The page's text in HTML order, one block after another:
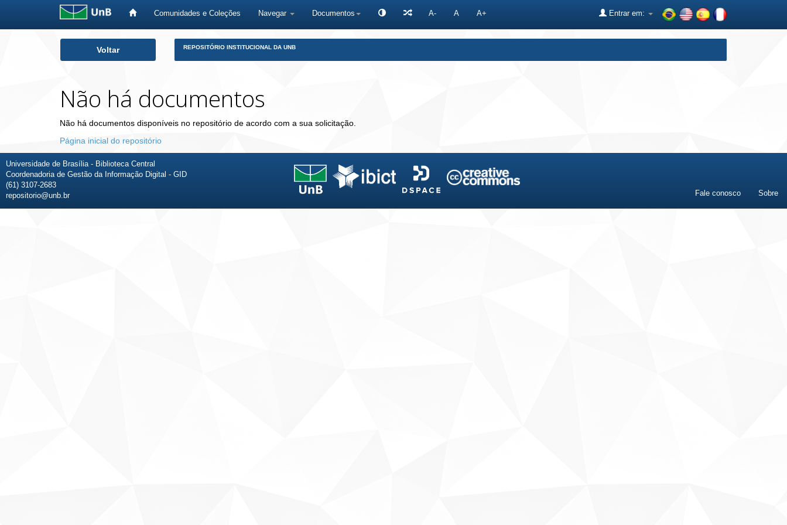
Comunidades e Coleções Navegar Documentos A- A A+ Entrar em:
Voltar REPOSITÓRIO INSTITUCIONAL DA UNB
Não há documentos
Não há documentos disponíveis no repositório de acordo com a sua solicitação.
Página inicial do repositório
Universidade de Brasília - Biblioteca Central
Coordenadoria de Gestão da Informação Digital - GID
(61) 3107-2683
repositorio@unb.br
Fale conosco Sobre